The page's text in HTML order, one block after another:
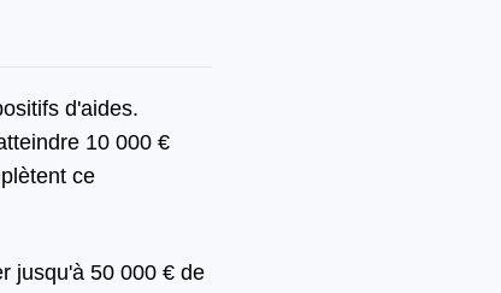
d'aides.
10 000 €
ce
jusqu'à 50 000 € de